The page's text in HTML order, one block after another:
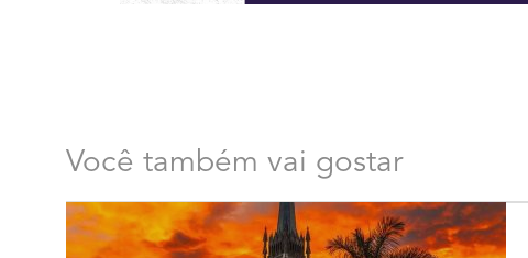
Você também vai gostar